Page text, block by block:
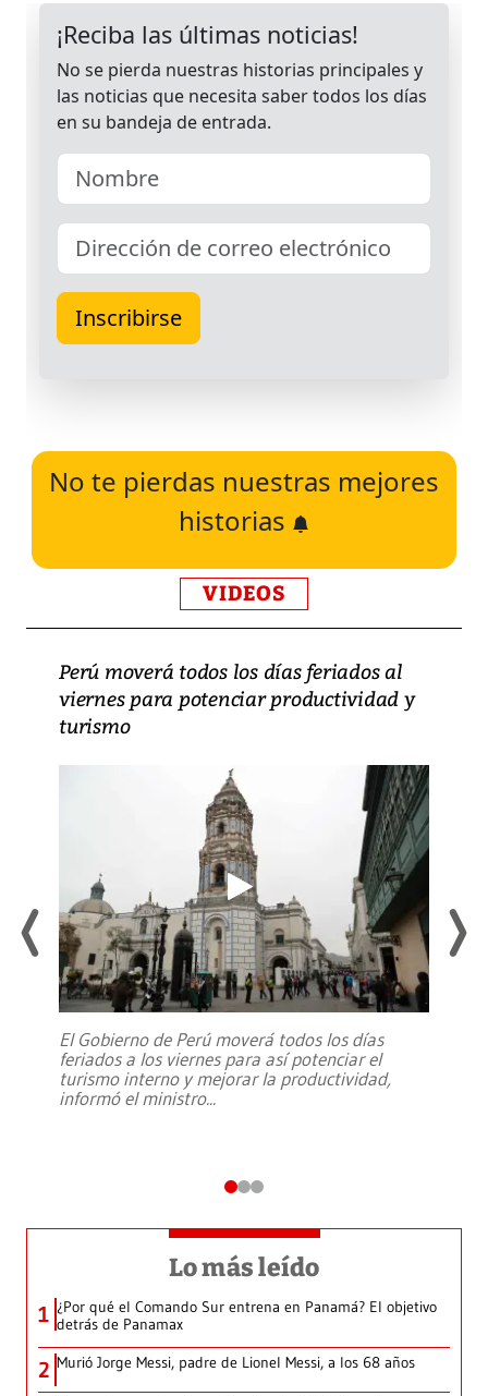
No te pierdas nuestras mejores
historias
VIDEOS
Perú moverá todos los días feriados al
viernes para potenciar productividad y
turismo
El Gobierno de Perú moverá todos los días
feriados a los viernes para así potenciar el
turismo interno y mejorar la productividad,
informó el ministro...
Lo más leído
1 ¿Por qué el Comando Sur entrena en Panamá? El objetivo
detrás de Panamax
2 Murió Jorge Messi, padre de Lionel Messi, a los 68 años